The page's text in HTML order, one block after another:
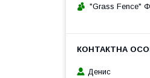
"Grass Fence"
Денис